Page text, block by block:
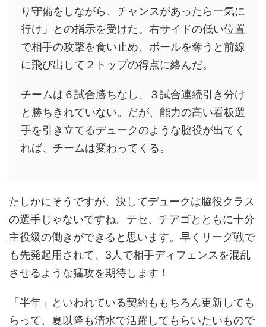
り守備をしながら、チャンスがあったら一気に
行け」との指示を受けた。右サイドの低い位置
で相手の攻撃を食い止め、ボールを奪うと前線
に飛び出して２トップの得点に絡んだ。
チームは６試合勝ちなし、３試合連続引き分け
と勝ちきれていない。だが、能力の高い看板選
手を引き立てるデュークのような脇役が出てく
れば、チームは変わってくる。
たしかにそうですが、決してデュークは脇役クラス
の選手じゃないですね。テセ、チアゴとともに十分
主役級の働きができると思います。早くリーグ戦で
も先発起用されて、3人で相手ディフェンスを混乱
させるような猛攻を期待します！
「半年」といわれている契約ももちろん更新しても
らって、夏以降も清水で活躍してもらいたいもので